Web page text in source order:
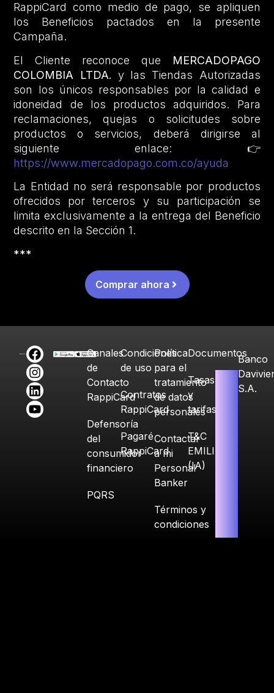
RappiCard como medio de pago, se apliquen
los Beneficios pactados en la presente
Campaña.
El Cliente reconoce que
MERCADOPAGO
COLOMBIA LTDA. y las Tiendas Autorizadas
son los únicos responsables por la calidad e
idoneidad de los productos adquiridos. Para
reclamaciones, quejas o solicitudes sobre
productos o servicios, deberá dirigirse al
siguiente enlace: 👉
https://www.mercadopago.com.co/ayuda
La Entidad no será responsable por productos
ofrecidos por terceros y su participación se
limita exclusivamente a la entrega del Beneficio
descrito en la Sección 1.
***
Comprar ahora
Canales
de
Contacto
RappiCard
Defensoría
del
consumidor
financiero
PQRS
Condiciones
de uso
Contratos
RappiCard
Pagaré
RappiCard
Política
para el
tratamiento
de datos
personales
Contactar
a mi
Personal
Banker
Términos y
condiciones
Documentos
Tasas
y
tarifas
T&C
EMILIA
(IA)
Banco
S.A.